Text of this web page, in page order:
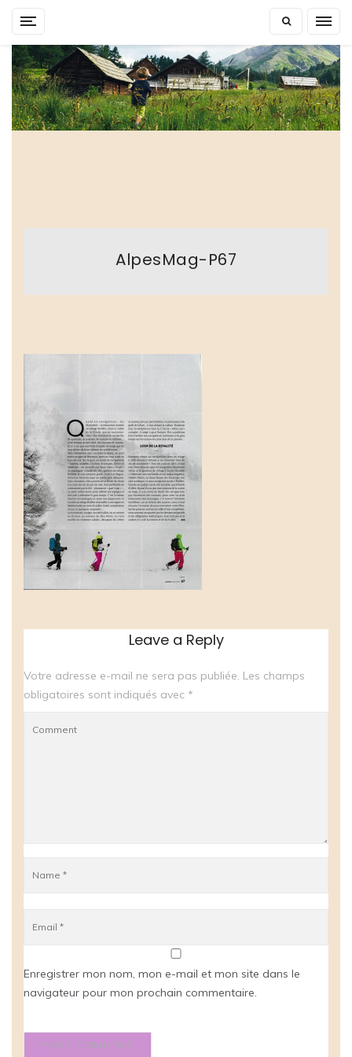
AlpesMag-P67
Leave a Reply
Votre adresse e-mail ne sera pas publiée. Les champs
obligatoires sont indiqués avec *
Enregistrer mon nom, mon e-mail et mon site dans le
navigateur pour mon prochain commentaire.